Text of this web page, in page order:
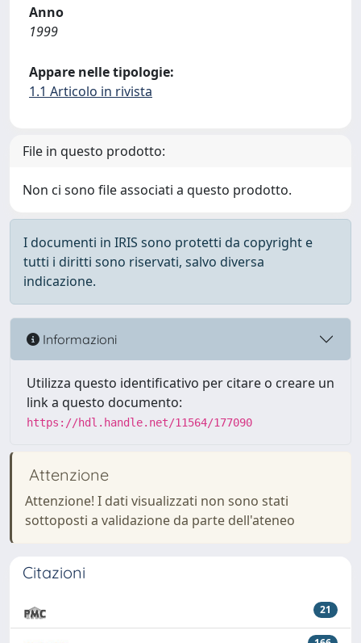
Anno
1999
Appare nelle tipologie:
1.1 Articolo in rivista
File in questo prodotto:
Non ci sono file associati a questo prodotto.
I documenti in IRIS sono protetti da copyright e
tutti i diritti sono riservati, salvo diversa
indicazione.
Informazioni
Utilizza questo identificativo per citare o creare un
link a questo documento:
https://hdl.handle.net/11564/177090
Attenzione
Attenzione! I dati visualizzati non sono stati
sottoposti a validazione da parte dell'ateneo
Citazioni
21